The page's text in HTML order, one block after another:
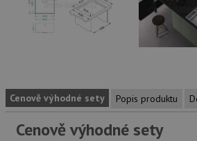
Cenově výhodné sety Popis produktu
Cenově výhodné sety